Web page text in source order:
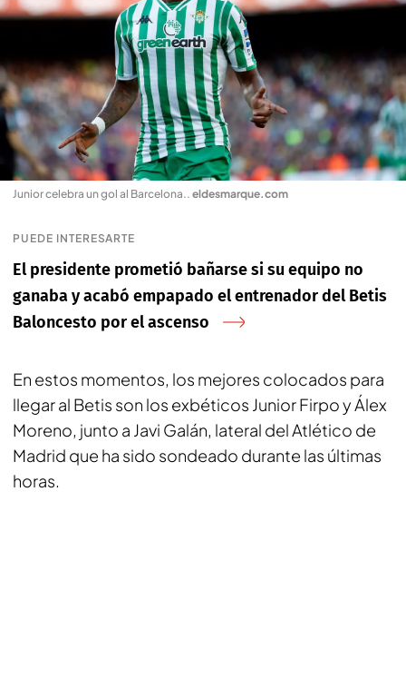
Junior celebra un gol al Barcelona.. eldesmarque.com
PUEDE INTERESARTE
El presidente prometió bañarse si su equipo no
ganaba y acabó empapado el entrenador del Betis
Baloncesto por el ascenso
En estos momentos, los mejores colocados para
llegar al Betis son los exbéticos Junior Firpo y Álex
Moreno, junto a Javi Galán, lateral del Atlético de
Madrid que ha sido sondeado durante las últimas
horas.